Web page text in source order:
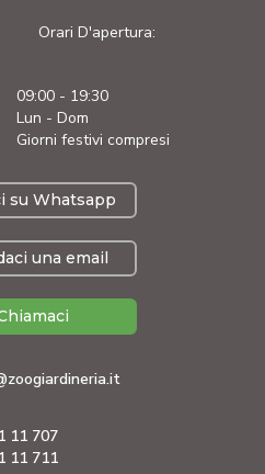
Orari D'apertura:
09:00 - 19:30
Lun - Dom
Giorni festivi compresi
11 707
11 711
su Whatsapp
una email